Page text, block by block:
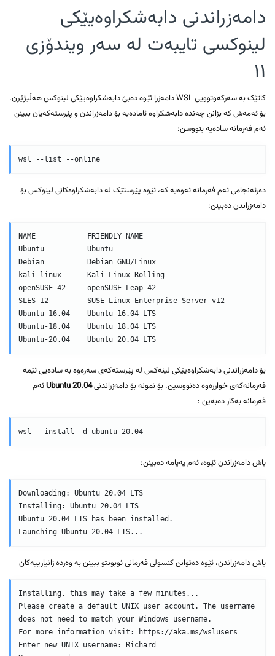
دامەزراندنی دابەشکراوەیێکی
لینوکسی تایبەت لە سەر ویندۆزی
١١
کاتێک بە سەرکەوتوویی WSL دامەزرا ئێوە دەبێ دابەشکراوەیێکی لینوکس هەڵبژێرن.
بۆ ئەمەش کە بزانن چەندە دابەشکراوە ئامادەیە بۆ دامەزراندن و پێرستەکەیان ببینن
ئەم فەرمانە سادەیە بنووسن:
wsl --list --online
دەرئەنجامی ئەم فەرمانە ئەوەیە کە، ئێوە پێرستێک لە دابەشکراوەکانی لینوکس بۆ
دامەزراندن دەبینن:
NAME            FRIENDLY NAME
Ubuntu          Ubuntu
Debian          Debian GNU/Linux
kali-linux      Kali Linux Rolling
openSUSE-42     openSUSE Leap 42
SLES-12         SUSE Linux Enterprise Server v12
Ubuntu-16.04    Ubuntu 16.04 LTS
Ubuntu-18.04    Ubuntu 18.04 LTS
Ubuntu-20.04    Ubuntu 20.04 LTS
بۆ دامەزراندنی دابەشکراوەیێکی لینەکس لە پێرستەکەی سەرەوە بە سادەیی ئێمە
فەرمانەکەی خواررەوە دەنووسین. بۆ نمونە بۆ دامەزراندنیUbuntu 20.04ئەم
فەرمانە بەکار دەبەین :
wsl --install -d ubuntu-20.04
پاش دامەزراندن ئێوە، ئەم پەیامە دەبینن:
Downloading: Ubuntu 20.04 LTS
Installing: Ubuntu 20.04 LTS
Ubuntu 20.04 LTS has been installed.
Launching Ubuntu 20.04 LTS...
پاش دامەزراندن، ئێوە دەتوانن کنسولی فەرمانی ئوبونتو ببینن بە وەردە زانیارییەکان
Installing, this may take a few minutes...
Please create a default UNIX user account. The username
does not need to match your Windows username.
For more information visit: https://aka.ms/wslusers
Enter new UNIX username: Richard